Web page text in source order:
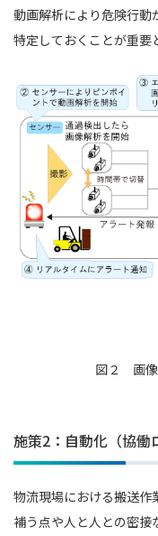
動画解析により危険行
特定しておくことが重要
図２ 画像
施策2：自動化（協働
物流現場における搬送作
補う点や人と人との密接